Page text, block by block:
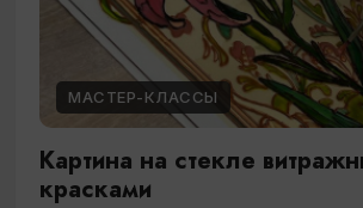
МАСТЕР-КЛАССЫ
Картина на стекле
красками